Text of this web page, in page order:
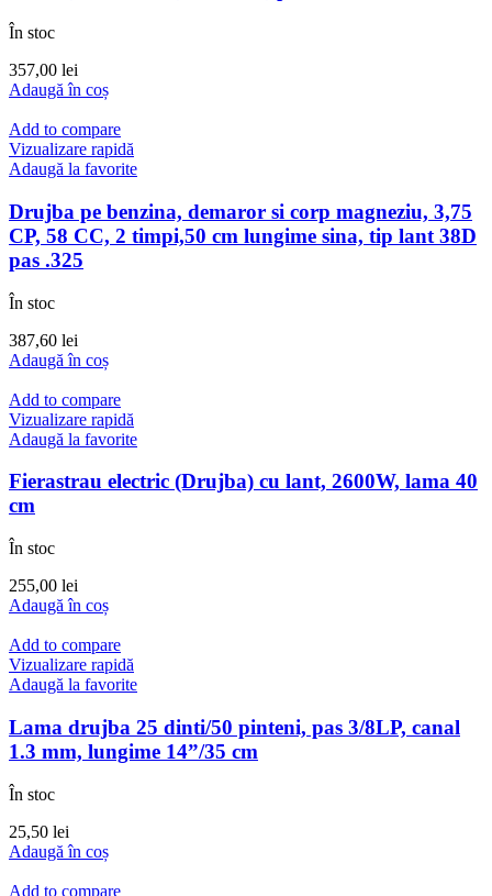
În stoc
357,00 lei
Adaugă în coș
Add to compare
Vizualizare rapidă
Adaugă la favorite
Drujba pe benzina, demaror si corp magneziu, 3,75
CP, 58 CC, 2 timpi,50 cm lungime sina, tip lant 38D
pas .325
În stoc
387,60 lei
Adaugă în coș
Add to compare
Vizualizare rapidă
Adaugă la favorite
Fierastrau electric (Drujba) cu lant, 2600W, lama 40
cm
În stoc
255,00 lei
Adaugă în coș
Add to compare
Vizualizare rapidă
Adaugă la favorite
Lama drujba 25 dinti/50 pinteni, pas 3/8LP, canal
1.3 mm, lungime 14”/35 cm
În stoc
25,50 lei
Adaugă în coș
Add to compare